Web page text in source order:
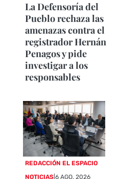
La Defensoría del
Pueblo rechaza las
amenazas contra el
registrador Hernán
Penagos y pide
investigar a los
responsables
REDACCIÓN EL ESPACIO
NOTICIAS |6 AGO, 2026